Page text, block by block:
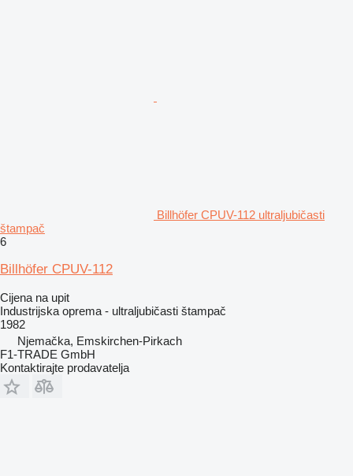
Billhöfer CPUV-112 ultraljubičasti
štampač
6
Billhöfer CPUV-112
Cijena na upit
Industrijska oprema - ultraljubičasti štampač
1982
Njemačka, Emskirchen-Pirkach
F1-TRADE GmbH
Kontaktirajte prodavatelja